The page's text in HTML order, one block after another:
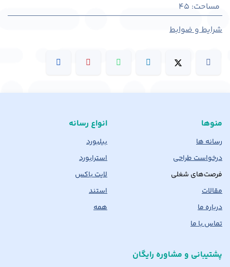
مساحت:
45
شرایط و ضوابط
منوها
رسانه ها
درخواست طراحی
فرصت‌های شغلی
مقالات
درباره ما
تماس با ما
انواع رسانه
بیلبورد
استرابورد
لایت باکس
استند
همه
پشتیبانی و مشاوره رایگان